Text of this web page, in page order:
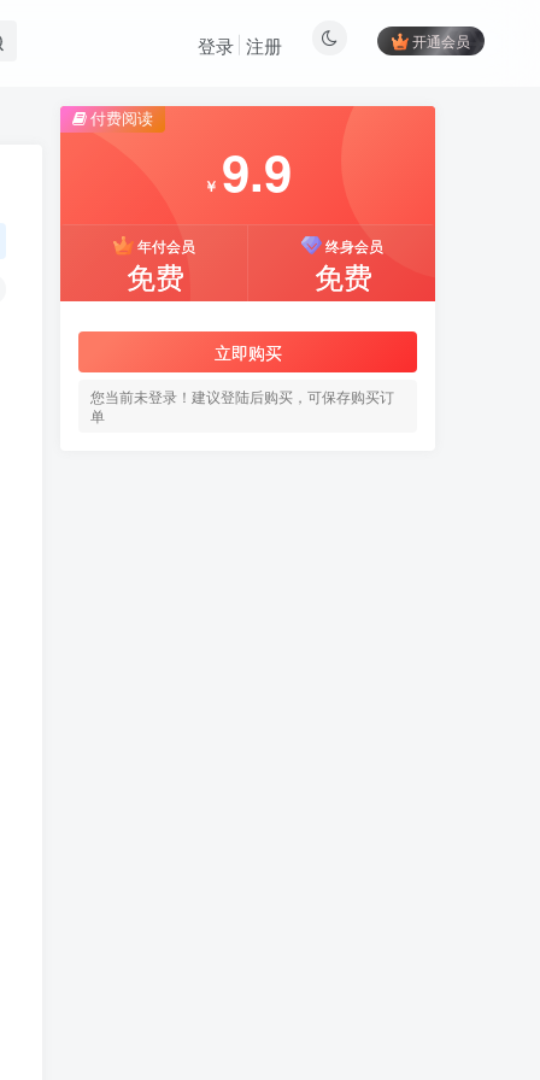
开通会员
登录 注册
付费阅读
￥ 9.9
年付会员
免费
终身会员
免费
立即购买
您当前未登录！建议登陆后购买，可保存购买订
单